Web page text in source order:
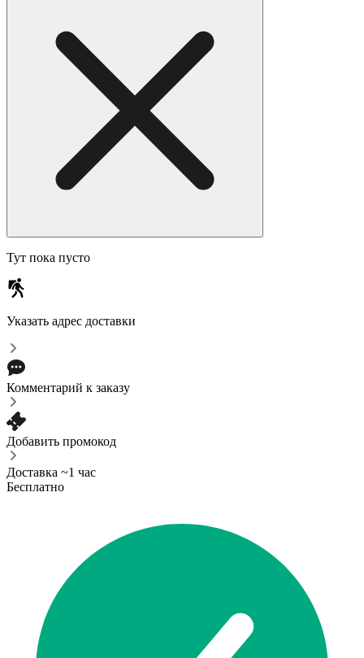
Тут пока пусто
Указать адрес доставки
Комментарий к заказу
Добавить промокод
Доставка ~1 час
Бесплатно